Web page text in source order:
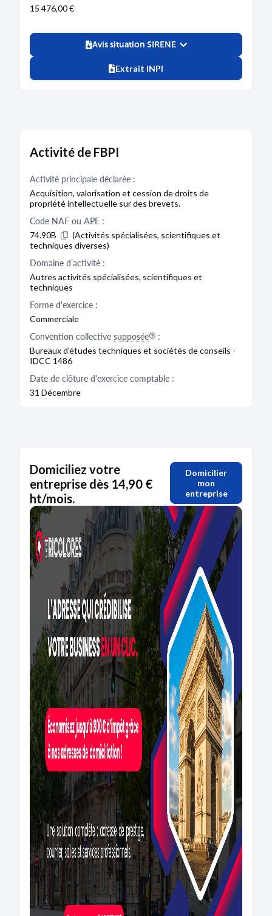
15 476,00 €
Avis situation SIRENE
Extrait INPI
Activité de FBPI
Activité principale déclarée :
Acquisition, valorisation et cession de droits de
propriété intellectuelle sur des brevets.
Code NAF ou APE :
74.90B
(Activités spécialisées, scientifiques et
techniques diverses)
Domaine d’activité :
Autres activités spécialisées, scientifiques et
techniques
Forme d'exercice :
Commerciale
Convention collective supposée
:
Bureaux d'études techniques et sociétés de conseils -
IDCC 1486
Date de clôture d'exercice comptable :
31 Décembre
Domiciliez votre
entreprise dès 14,90 €
ht/mois.
Domicilier
mon
entreprise